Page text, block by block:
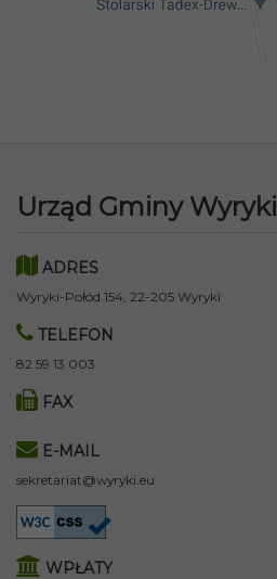
Urząd Gminy Wyryki
ADRES
Wyryki-Połód 154, 22-205 Wyryki
TELEFON
82 59 13 003
FAX
E-MAIL
sekretariat@wyryki.eu
WPŁATY